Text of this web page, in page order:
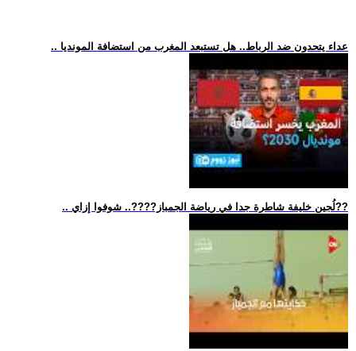
.. عداء يتحدون ضد الرباط.. هل تستبعد المغرب من استضافة المونديا
.. لُجين خليفة شاطرة جدا في رياضة الجمباز??‍??.. شوفوا إزاي??